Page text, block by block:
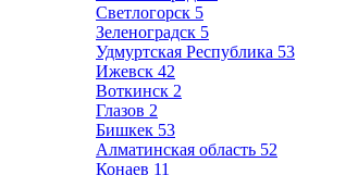
Светлогорск 5
Зеленоградск 5
Удмуртская Республика 53
Ижевск 42
Воткинск 2
Глазов 2
Бишкек 53
Алматинская область 52
Конаев 11